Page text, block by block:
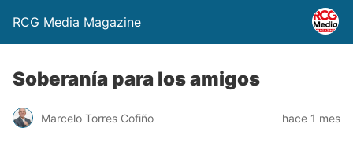
RCG Media Magazine
Soberanía para los amigos
Marcelo Torres Cofiño hace 1 mes